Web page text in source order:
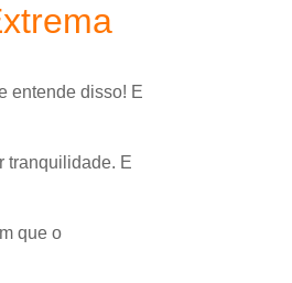
entende disso! E
tranquilidade. E
que o